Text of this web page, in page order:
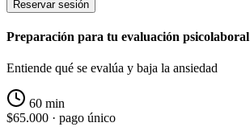
Reservar sesión
Preparación para tu evaluación psicolaboral
Entiende qué se evalúa y baja la ansiedad
60 min
$65.000 · pago único